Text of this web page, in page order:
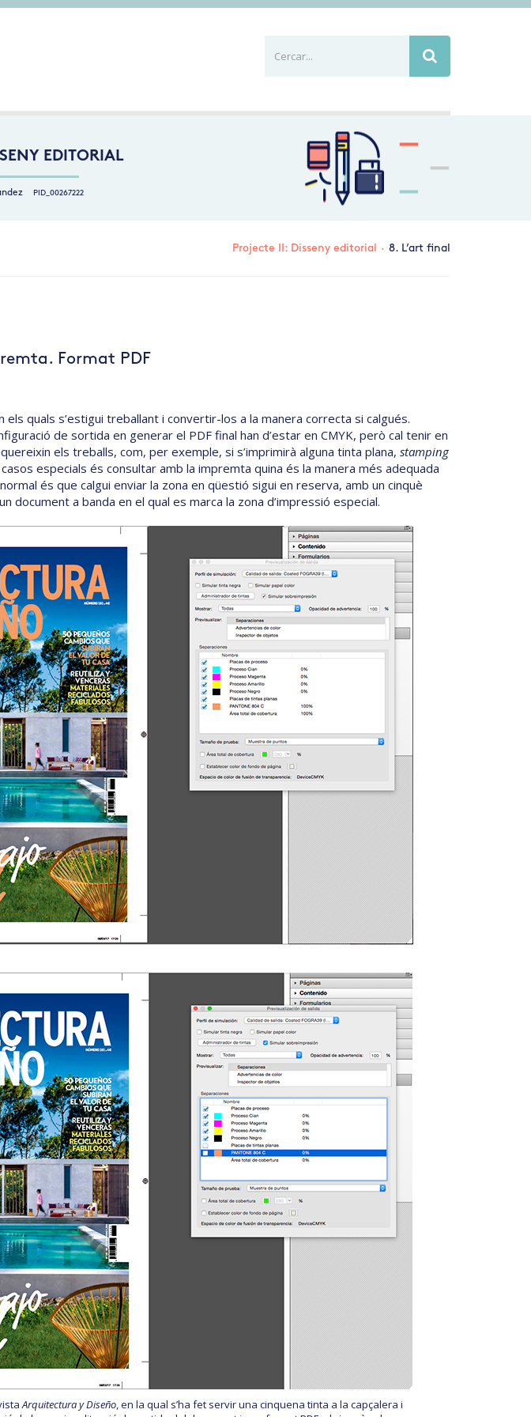
EDITORIAL
PID_00267222
Projecte II: Disseny editorial · 8. L’art final
Format PDF
quals s’estigui treballant i convertir-los a la manera correcta si calgués.
de sortida en generar el PDF final han d’estar en CMYK, però cal tenir en
els treballs, com, per exemple, si s’imprimirà alguna tinta plana, stamping
especials és consultar amb la impremta quina és la manera més adequada
és que calgui enviar la zona en qüestió sigui en reserva, amb un cinquè
document a banda en el qual es marca la zona d’impressió especial.
Arquitectura y Diseño, en la qual s’ha fet servir una cinquena tinta a la capçalera i